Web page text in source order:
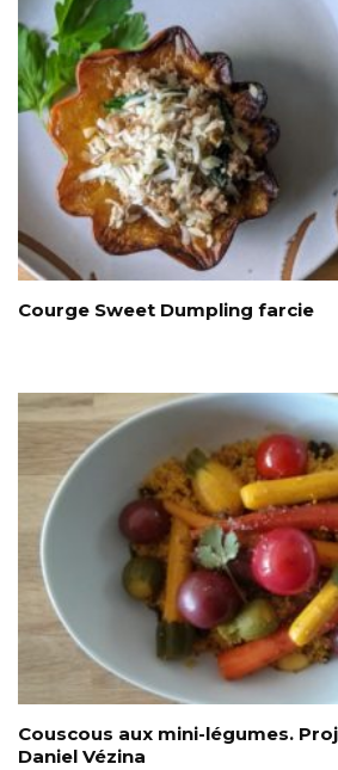
Courge Sweet Dumpling farcie
Couscous aux mini-légumes.
Daniel Vézina